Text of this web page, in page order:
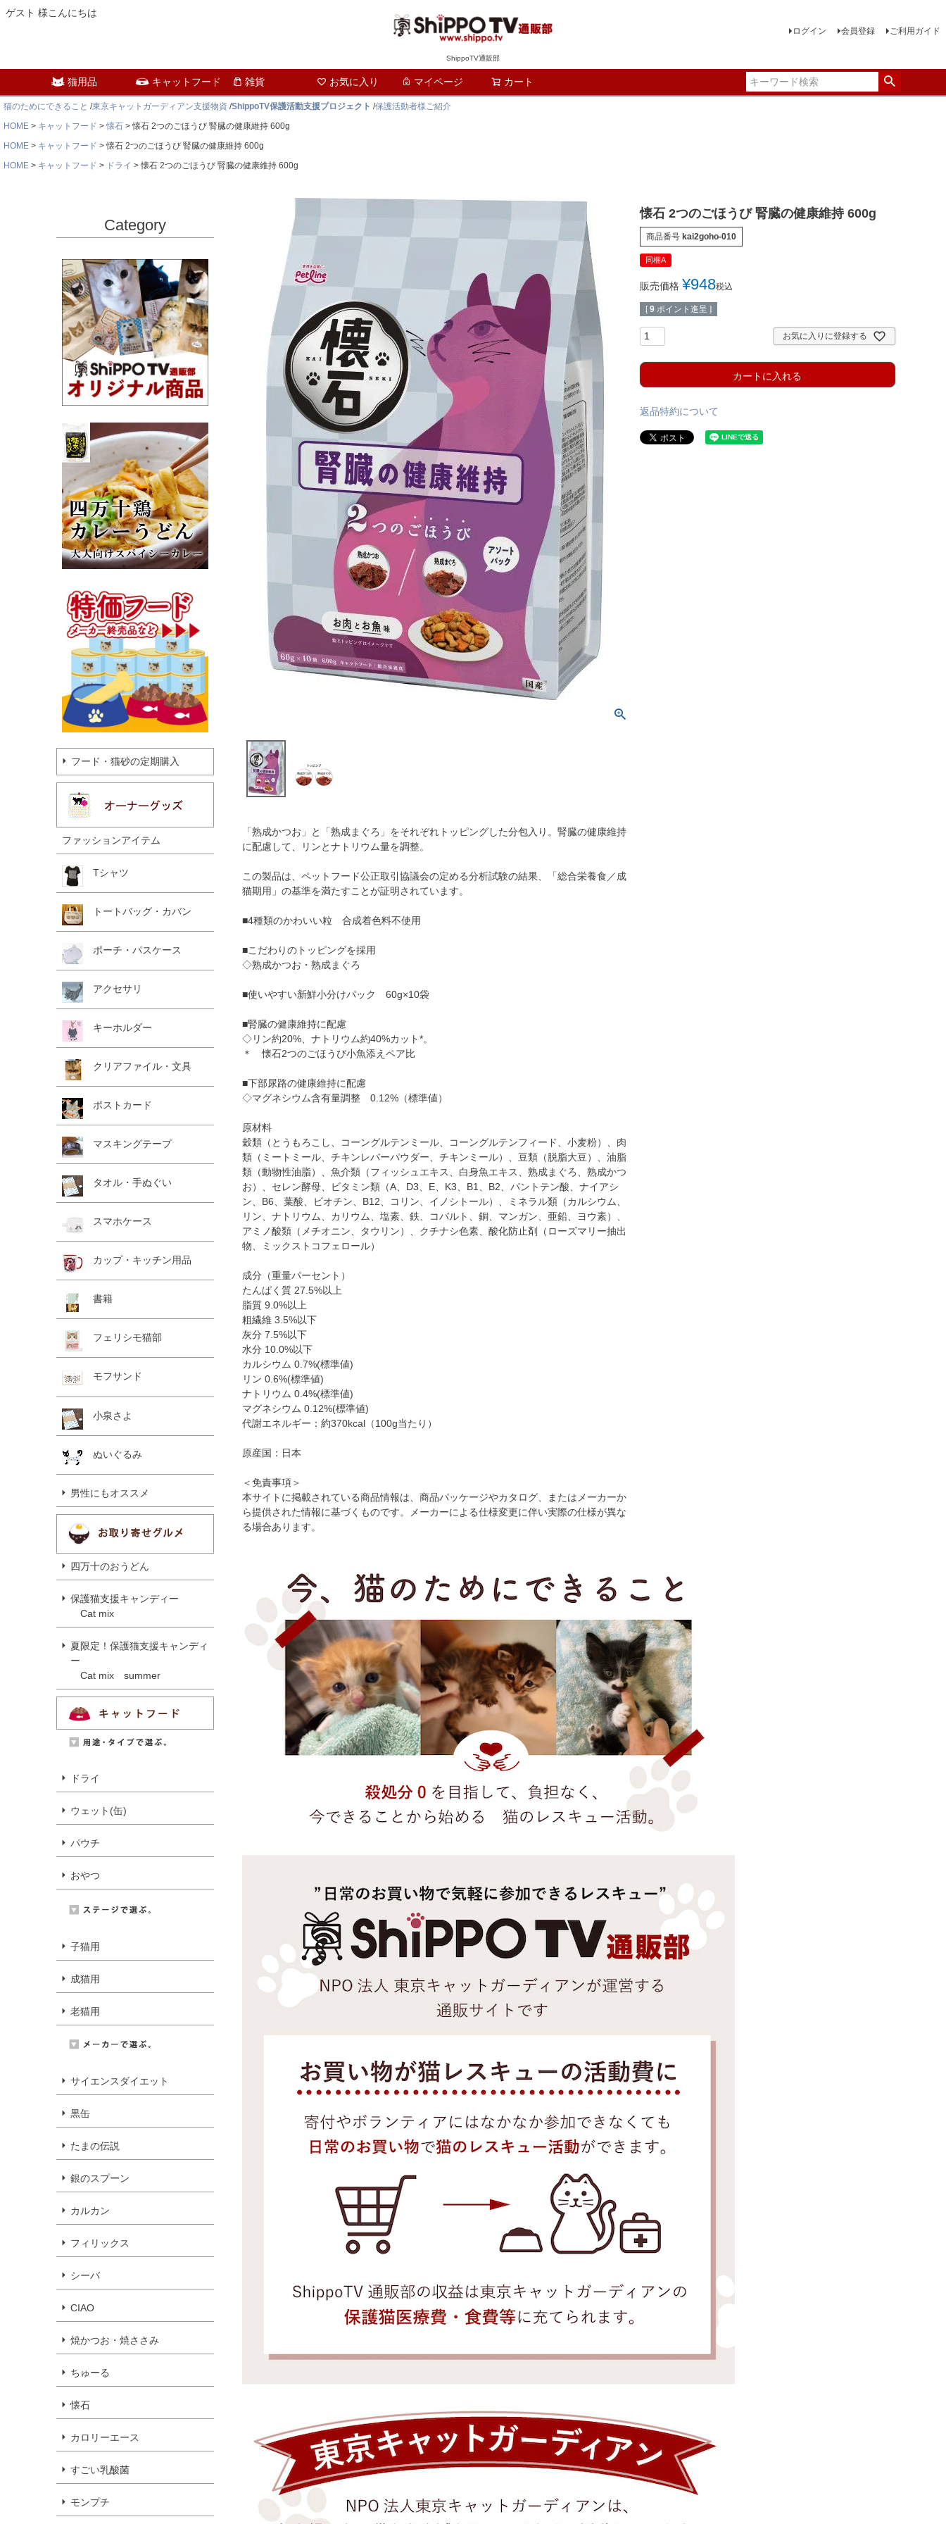
ゲスト 様こんにちは
ShippoTV通販部
ログイン 会員登録 ご利用ガイド
猫用品 キャットフード 雑貨 お気に入り マイページ カート検索
猫のためにできること /東京キャットガーディアン支援物資 /ShippoTV保護活動支援プロジェクト /保護活動者様ご紹介
HOME
キャットフード 懐石
懐石 2つのごほうび 腎臓の健康維持 600g
HOME
キャットフード
懐石 2つのごほうび 腎臓の健康維持 600g
HOME
キャットフード ドライ 懐石 2つのごほうび 腎臓の健康維持 600g
Category
フード・猫砂の定期購入
ファッションアイテム
Tシャツ
トートバッグ・カバン
ポーチ・パスケース
アクセサリ
キーホルダー
クリアファイル・文具
ポストカード
マスキングテープ
タオル・手ぬぐい
スマホケース
カップ・キッチン用品
書籍
フェリシモ猫部
モフサンド
小泉さよ
ぬいぐるみ
男性にもオススメ
四万十のおうどん
保護猫支援キャンディー
Cat mix
夏限定！保護猫支援キャンディ
ー
Cat mix summer
ドライ
ウェット(缶)
パウチ
おやつ
子猫用
成猫用
老猫用
サイエンスダイエット
黒缶
たまの伝説
銀のスプーン
カルカン
フィリックス
シーバ
CIAO
焼かつお・焼ささみ
ちゅーる
懐石
カロリーエース
すごい乳酸菌
モンプチ
「熟成かつお」と「熟成まぐろ」をそれぞれトッピングした分包入り。腎臓の健康維持
に配慮して、リンとナトリウム量を調整。
この製品は、ペットフード公正取引協議会の定める分析試験の結果、「総合栄養食／成
猫期用」の基準を満たすことが証明されています。
■4種類のかわいい粒 合成着色料不使用
■こだわりのトッピングを採用
◇熟成かつお・熟成まぐろ
■使いやすい新鮮小分けパック 60g×10袋
■腎臓の健康維持に配慮
◇リン約20%、ナトリウム約40%カット*。
＊ 懐石2つのごほうび小魚添えペア比
■下部尿路の健康維持に配慮
◇マグネシウム含有量調整 0.12%（標準値）
原材料
穀類（とうもろこし、コーングルテンミール、コーングルテンフィード、小麦粉）、肉
類（ミートミール、チキンレバーパウダー、チキンミール）、豆類（脱脂大豆）、油脂
類（動物性油脂）、魚介類（フィッシュエキス、白身魚エキス、熟成まぐろ、熟成かつ
お）、セレン酵母、ビタミン類（A、D3、E、K3、B1、B2、パントテン酸、ナイアシ
ン、B6、葉酸、ビオチン、B12、コリン、イノシトール）、ミネラル類（カルシウム、
リン、ナトリウム、カリウム、塩素、鉄、コバルト、銅、マンガン、亜鉛、ヨウ素）、
アミノ酸類（メチオニン、タウリン）、クチナシ色素、酸化防止剤（ローズマリー抽出
物、ミックストコフェロール）
成分（重量パーセント）
たんぱく質 27.5%以上
脂質 9.0%以上
粗繊維 3.5%以下
灰分 7.5%以下
水分 10.0%以下
カルシウム 0.7%(標準値)
リン 0.6%(標準値)
ナトリウム 0.4%(標準値)
マグネシウム 0.12%(標準値)
代謝エネルギー：約370kcal（100g当たり）
原産国：日本
＜免責事項＞
本サイトに掲載されている商品情報は、商品パッケージやカタログ、またはメーカーか
ら提供された情報に基づくものです。メーカーによる仕様変更に伴い実際の仕様が異な
る場合あります。
懐石 2つのごほうび 腎臓の健康維持 600g
商品番号 kai2goho-010
同梱A
販売価格 ¥948税込
[ 9 ポイント進呈 ]
お気に入りに登録する
カートに入れる
返品特約について